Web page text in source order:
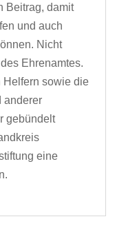
Beitrag, damit
und auch
Nicht
Ehrenamtes.
Helfern sowie die
anderer
gebündelt
eine